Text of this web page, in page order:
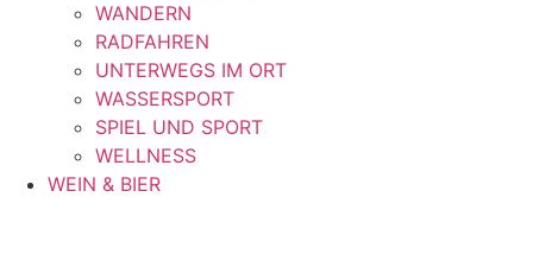
WANDERN
RADFAHREN
UNTERWEGS IM ORT
WASSERSPORT
SPIEL UND SPORT
WELLNESS
WEIN & BIER